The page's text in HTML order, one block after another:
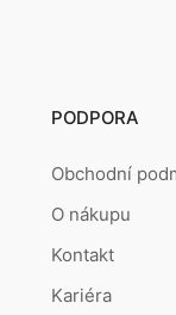
PODPORA
Obchodní
O nákupu
Kontakt
Kariéra